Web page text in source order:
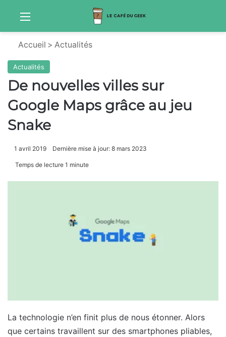
Menu
Accueil > Actualités
Actualités
De nouvelles villes sur
Google Maps grâce au jeu
Snake
1 avril 2019 Dernière mise à jour: 8 mars 2023
Temps de lecture 1 minute
La technologie n’en finit plus de nous étonner. Alors
que certains travaillent sur des smartphones pliables,